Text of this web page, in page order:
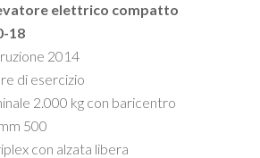
elettrico compatto
18
2014
di esercizio
2.000 kg con baricentro
500
con alzata libera